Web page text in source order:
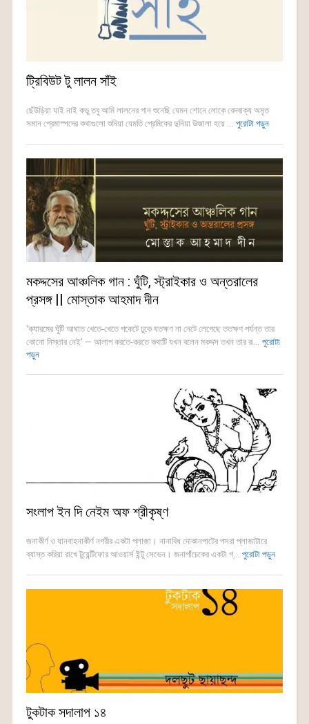
ট্রিবিউট টু লালন সাঁই
ছেঁউড়িয়া যাই নাই কভু তবু আমি লালনের গান শুনেছি যেমন শোনে লোকে বেদবাক্য অমৃত
সমান প্রেমাস্পদের কথাগুলো শুনিয়া যেমতি প্রেমিকের দুনিয়া উজালা হয়ে ... পুরোটা পড়ুন
মকদ্দসের আঞ্চলিক গান : ঘুঁটি, স্ট্রাইকার ও অন্তরালের
প্রসঙ্গ || মোস্তাক আহমাদ দীন
‘ক্যারমের ঘুঁটি আঘাত খেতে-খেতে পকেটে ঢুকে যতক্ষণ না নেটে লেগেছে ততক্ষণ পর্যন্ত তার
কোনো নিস্তার নেই’ — আলাপ করতে-করতে কথাটি যখন বলেন মকদ্দস তখন তার রূ... পুরোটা
পড়ুন
সংলাপ ইন দি নেইম অফ শ্রীকৃষ্ণ
জনাকীর্ণ ও যানবাহনাকীর্ণ নগরীর একটা প্লাজা। নানাবিধ দোকানপাটের পসরা প্লাজাটারে
ব্যাস্ত করিয়া রাখে টুয়েন্টিফোর আওয়ার্স ইন্টু সেভেন। জনাপাঁচেকের একটা গ্... পুরোটা পড়ুন
টুকটাক সদালাপ ১৪